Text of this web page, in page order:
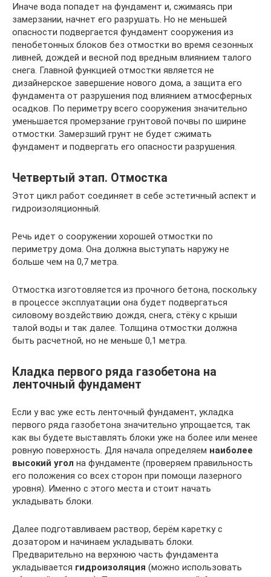
Иначе вода попадет на фундамент и, сжимаясь при
замерзании, начнет его разрушать. Но не меньшей
опасности подвергается фундамент сооружения из
пенобетонных блоков без отмостки во время сезонных
ливней, дождей и весной под вредным влиянием талого
снега. Главной функцией отмостки является не
дизайнерское завершение нового дома, а защита его
фундамента от разрушения под влиянием атмосферных
осадков. По периметру всего сооружения значительно
уменьшается промерзание грунтовой почвы по ширине
отмостки. Замерзший грунт не будет сжимать
фундамент и подвергать его опасности разрушения.
Четвертый этап. Отмостка
Этот цикл работ соединяет в себе эстетичный аспект и
гидроизоляционный.
Речь идет о сооружении хорошей отмостки по
периметру дома. Она должна выступать наружу не
больше чем на 0,7 метра.
Отмостка изготовляется из прочного бетона, поскольку
в процессе эксплуатации она будет подвергаться
силовому воздействию дождя, снега, стёку с крыши
талой воды и так далее. Толщина отмостки должна
быть расчетной, но не меньше 0,1 метра.
Кладка первого ряда газобетона на
ленточный фундамент
Если у вас уже есть ленточный фундамент, укладка
первого ряда газобетона значительно упрощается, так
как вы будете выставлять блоки уже на более или менее
ровную поверхность. Для начала определяем наиболее
высокий угол на фундаменте (проверяем правильность
его положения со всех сторон при помощи лазерного
уровня). Именно с этого места и стоит начать
укладывать блоки.
Далее подготавливаем раствор, берём каретку с
дозатором и начинаем укладывать блоки.
Предварительно на верхнюю часть фундамента
укладывается гидроизоляция (можно использовать